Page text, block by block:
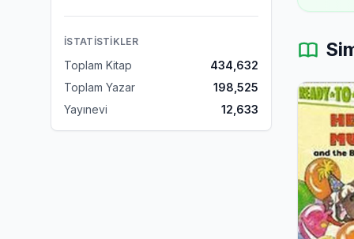
İSTATISTIKLER
Toplam Kitap
434,632
Toplam Yazar
198,525
Yayınevi
12,633